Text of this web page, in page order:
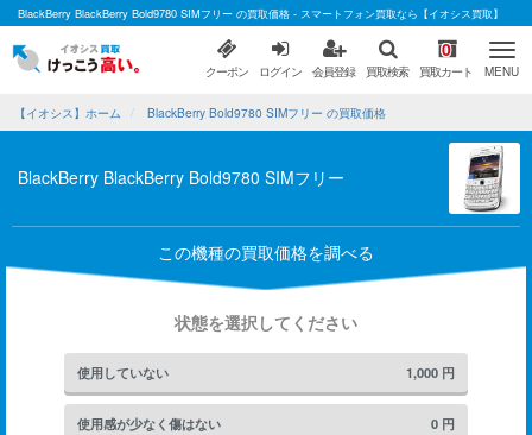
BlackBerry BlackBerry Bold9780 SIMフリー の買取価格 - スマートフォン買取なら【イオシス買取】
クーポン ログイン 会員登録 買取検索
0
買取カート MENU
【イオシス】ホーム BlackBerry Bold9780 SIMフリー の買取価格
BlackBerry BlackBerry Bold9780 SIMフリー
この機種の買取価格を調べる
状態を選択してください
使用していない 1,000 円
使用感が少なく傷はない 0 円